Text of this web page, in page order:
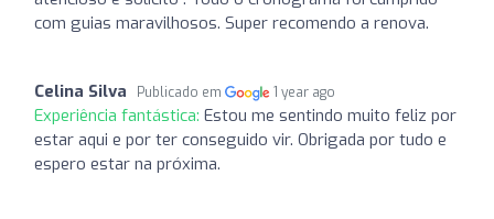
com guias maravilhosos. Super recomendo a renova.
Celina Silva Publicado em 1 year ago
Experiência fantástica: Estou me sentindo muito feliz por
estar aqui e por ter conseguido vir. Obrigada por tudo e
espero estar na próxima.